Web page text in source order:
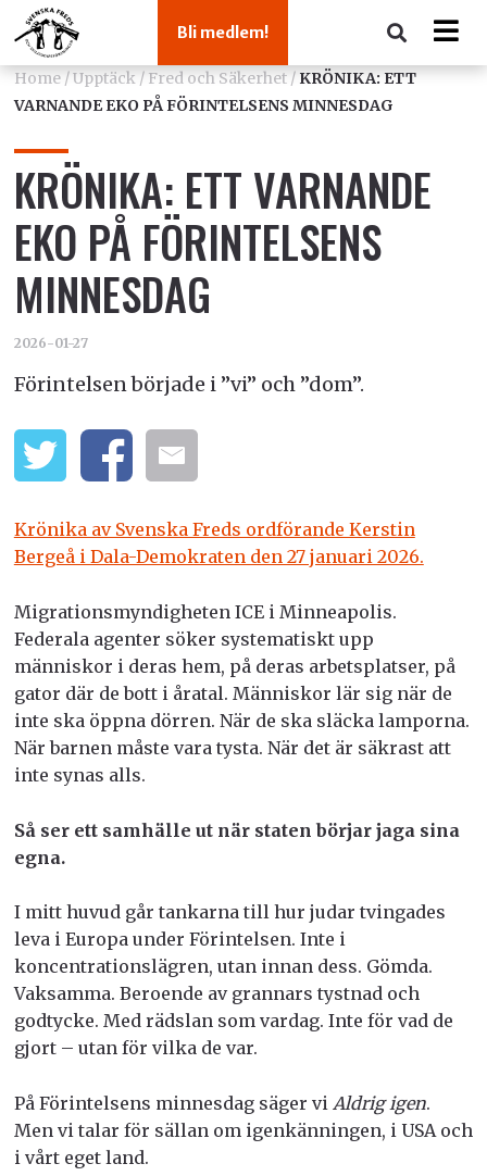
Bli medlem!
Home/Upptäck/Fred och Säkerhet/KRÖNIKA: ETT
VARNANDE EKO PÅ FÖRINTELSENS MINNESDAG
KRÖNIKA: ETT VARNANDE
EKO PÅ FÖRINTELSENS
MINNESDAG
2026-01-27
Förintelsen började i ”vi” och ”dom”.
Krönika av Svenska Freds ordförande Kerstin
Bergeå i Dala-Demokraten den 27 januari 2026.
Migrationsmyndigheten ICE i Minneapolis.
Federala agenter söker systematiskt upp
människor i deras hem, på deras arbetsplatser, på
gator där de bott i åratal. Människor lär sig när de
inte ska öppna dörren. När de ska släcka lamporna.
När barnen måste vara tysta. När det är säkrast att
inte synas alls.
Så ser ett samhälle ut när staten börjar jaga sina
egna.
I mitt huvud går tankarna till hur judar tvingades
leva i Europa under Förintelsen. Inte i
koncentrationslägren, utan innan dess. Gömda.
Vaksamma. Beroende av grannars tystnad och
godtycke. Med rädslan som vardag. Inte för vad de
gjort – utan för vilka de var.
På Förintelsens minnesdag säger vi Aldrig igen.
Men vi talar för sällan om igenkänningen, i USA och
i vårt eget land.